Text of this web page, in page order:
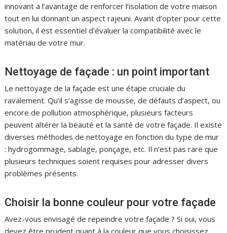
innovant a l’avantage de renforcer l’isolation de votre maison
tout en lui donnant un aspect rajeuni. Avant d’opter pour cette
solution, il est essentiel d’évaluer la compatibilité avec le
matériau de votre mur.
Nettoyage de façade : un point important
Le nettoyage de la façade est une étape cruciale du
ravalement. Qu’il s’agisse de mousse, de défauts d’aspect, ou
encore de pollution atmosphérique, plusieurs facteurs
peuvent altérer la beauté et la santé de votre façade. Il existe
diverses méthodes de nettoyage en fonction du type de mur
: hydrogommage, sablage, ponçage, etc. Il n’est pas rare que
plusieurs techniques soient requises pour adresser divers
problèmes présents.
Choisir la bonne couleur pour votre façade
Avez-vous envisagé de repeindre votre façade ? Si oui, vous
devez être prudent quant à la couleur que vous choisissez,